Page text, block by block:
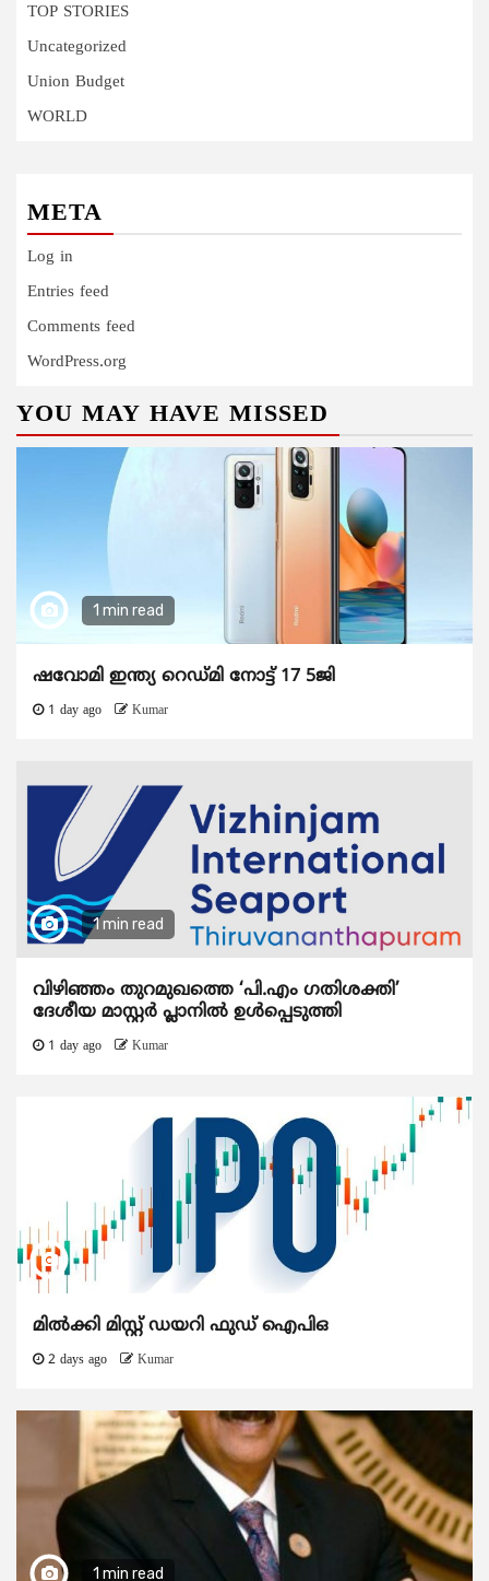
TOP STORIES
Uncategorized
Union Budget
WORLD
META
Log in
Entries feed
Comments feed
WordPress.org
YOU MAY HAVE MISSED
1 min read
ഷവോമി ഇന്ത്യ റെഡ്മി നോട്ട് 17 5ജി
1 day ago Kumar
1 min read
വിഴിഞ്ഞം തുറമുഖത്തെ ‘പി.എം ഗതിശക്തി’
ദേശീയ മാസ്റ്റർ പ്ലാനിൽ ഉൾപ്പെടുത്തി
1 day ago Kumar
മിൽക്കി മിസ്റ്റ് ഡയറി ഫുഡ് ഐപിഒ
2 days ago Kumar
1 min read